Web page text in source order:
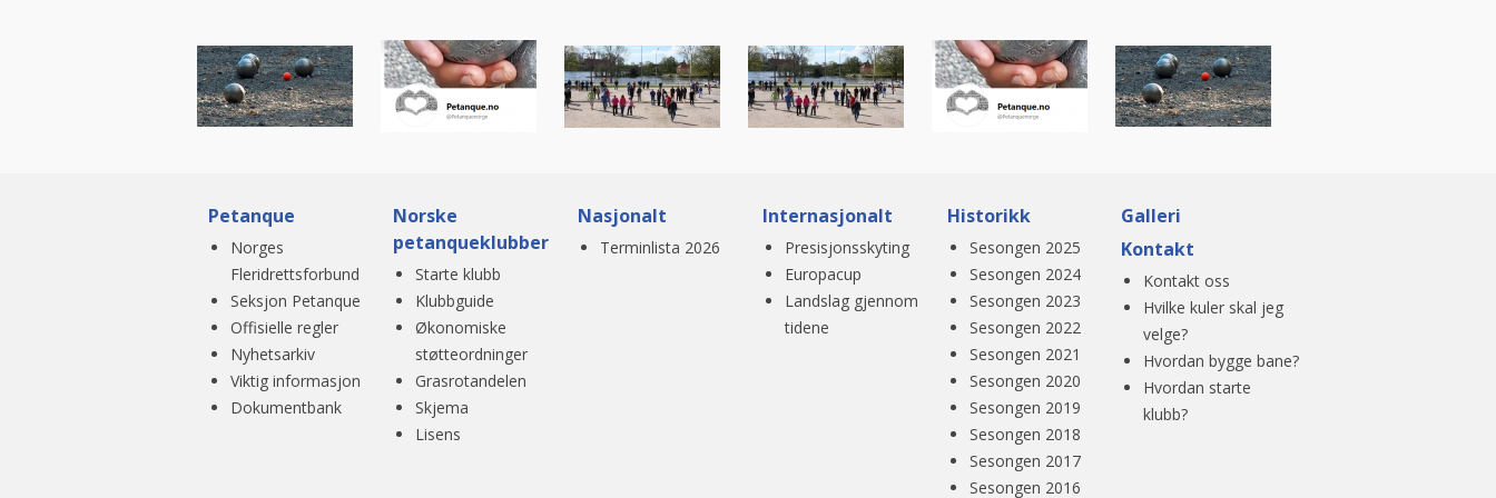
Petanque
Norges
Fleridrettsforbund
Seksjon Petanque
Offisielle regler
Nyhetsarkiv
Viktig informasjon
Dokumentbank
Norske
petanqueklubber
Starte klubb
Klubbguide
Økonomiske
støtteordninger
Grasrotandelen
Skjema
Lisens
Nasjonalt
Terminlista 2026
Internasjonalt
Presisjonsskyting
Europacup
Landslag gjennom
tidene
Historikk
Sesongen 2025
Sesongen 2024
Sesongen 2023
Sesongen 2022
Sesongen 2021
Sesongen 2020
Sesongen 2019
Sesongen 2018
Sesongen 2017
Sesongen 2016
Galleri
Kontakt
Kontakt oss
Hvilke kuler skal jeg
velge?
Hvordan bygge bane?
Hvordan starte
klubb?